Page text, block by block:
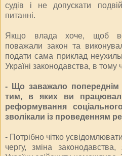
судів і не допускати
питанні.
Якщо влада хоче, щоб всі
поважали закон та
подати сама приклад
Україні законодавства, в тому
- Що заважало
тим, в яких ви
реформування
зволікали із проведенням
- Потрібно чітко
чергу, зміна